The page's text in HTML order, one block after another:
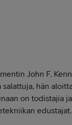
John F.
hän
on todistajia
edustajat.